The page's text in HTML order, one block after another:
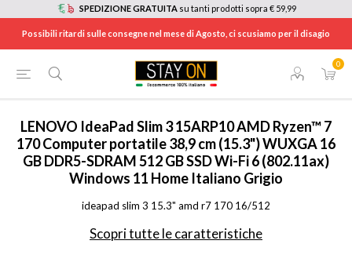
SPEDIZIONE GRATUITA su tanti prodotti sopra € 59,99
Possibili ritardi sulle consegne nel mese di Agosto, ci scusiamo per il disagio
0
/ / COMPUTER PORTATILI NOTEBOOK PC
LENOVO IdeaPad Slim 3 15ARP10 AMD Ryzen™ 7
170 Computer portatile 38,9 cm (15.3") WUXGA 16
GB DDR5-SDRAM 512 GB SSD Wi-Fi 6 (802.11ax)
Windows 11 Home Italiano Grigio
ideapad slim 3 15.3" amd r7 170 16/512
Scopri tutte le caratteristiche